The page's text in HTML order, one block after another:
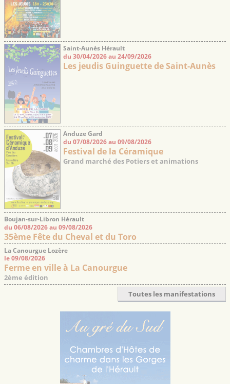
Saint-Aunès Hérault
du 30/04/2026 au 24/09/2026
Les jeudis Guinguette de Saint-Aunès
Anduze Gard
du 07/08/2026 au 09/08/2026
Festival de la Céramique
Grand marché des Potiers et animations
Boujan-sur-Libron Hérault
du 06/08/2026 au 09/08/2026
35ème Fête du Cheval et du Toro
La Canourgue Lozère
le 09/08/2026
Ferme en ville à La Canourgue
2ème édition
Toutes les manifestations